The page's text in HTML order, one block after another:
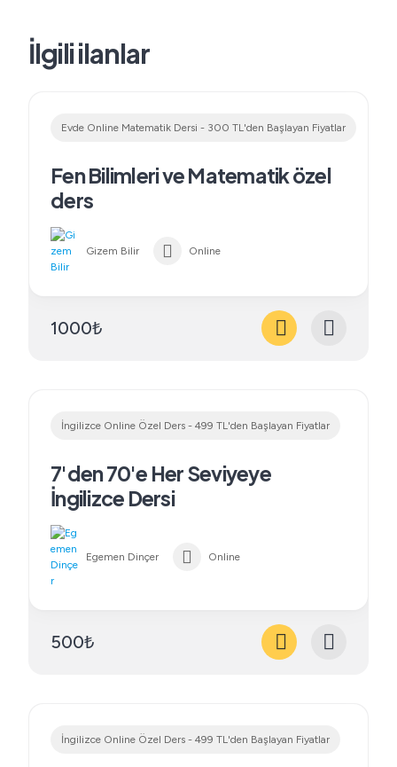
İlgili ilanlar
Evde Online Matematik Dersi - 300 TL'den Başlayan Fiyatlar
Fen Bilimleri ve Matematik özel
ders
Gizem Bilir Online
1000₺
İngilizce Online Özel Ders - 499 TL'den Başlayan Fiyatlar
7'den 70'e Her Seviyeye
İngilizce Dersi
Egemen Dinçer Online
500₺
İngilizce Online Özel Ders - 499 TL'den Başlayan Fiyatlar